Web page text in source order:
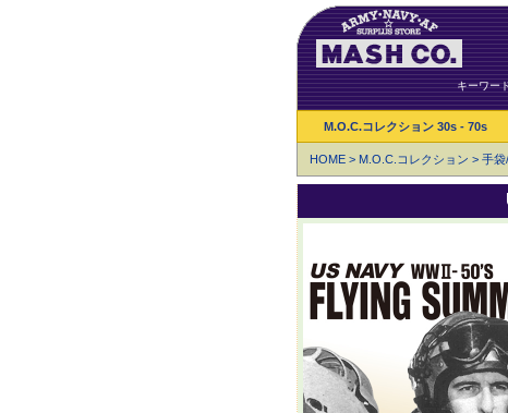
キーワー
M.O.C.コレクション 30s - 70s
HOME > M.O.C.コレクション > 手袋